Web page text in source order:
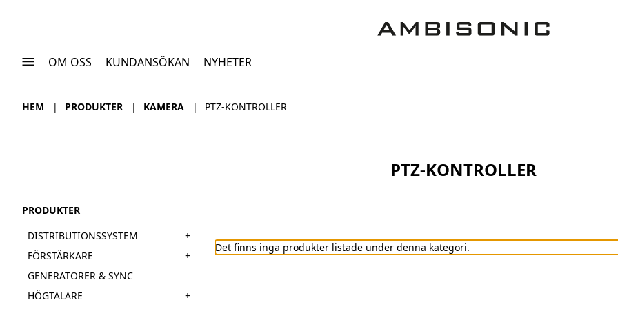
OM OSS KUNDANSÖKAN NYHETER
HEM PRODUKTER KAMERA PTZ-KONTROLLER
PTZ-KONTROLLER
PRODUKTER
DISTRIBUTIONSSYSTEM
+
FÖRSTÄRKARE
+
GENERATORER & SYNC
HÖGTALARE
+
Det finns inga produkter listade under denna kategori.